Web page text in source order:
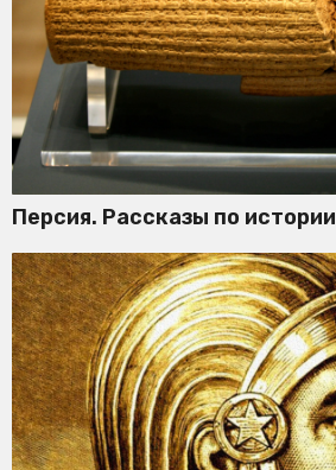
Персия. Рассказы по истории